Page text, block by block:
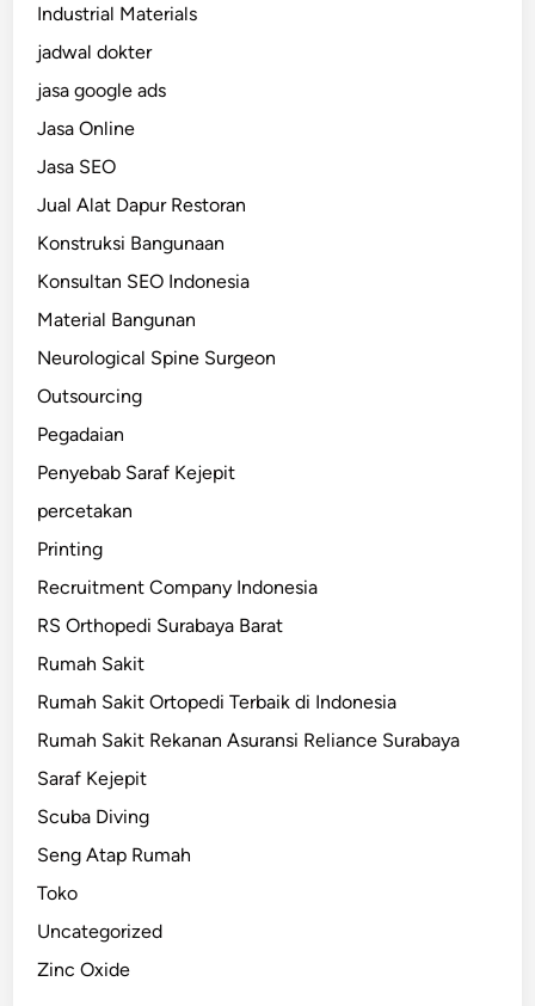
Industrial Materials
jadwal dokter
jasa google ads
Jasa Online
Jasa SEO
Jual Alat Dapur Restoran
Konstruksi Bangunaan
Konsultan SEO Indonesia
Material Bangunan
Neurological Spine Surgeon
Outsourcing
Pegadaian
Penyebab Saraf Kejepit
percetakan
Printing
Recruitment Company Indonesia
RS Orthopedi Surabaya Barat
Rumah Sakit
Rumah Sakit Ortopedi Terbaik di Indonesia
Rumah Sakit Rekanan Asuransi Reliance Surabaya
Saraf Kejepit
Scuba Diving
Seng Atap Rumah
Toko
Uncategorized
Zinc Oxide